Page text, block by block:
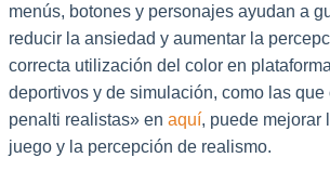
menús, botones y personajes ayudan a
reducir la ansiedad y aumentar la
correcta utilización del color en
deportivos y de simulación, como las que
penalti realistas» en aquí, puede mejorar
juego y la percepción de realismo.